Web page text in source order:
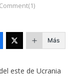
Comment(1)
Más
este de Ucrania